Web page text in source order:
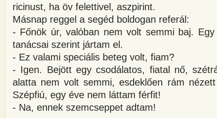
ricinust, ha öv felettivel, aszpirint.
Másnap reggel a segéd boldogan referál:
- Főnök úr, valóban nem volt semmi baj.
tanácsai szerint jártam el.
- Ez valami speciális beteg volt, fiam?
- Igen. Bejött egy csodálatos, fiatal nő,
alatta nem volt semmi, esdeklően rám
Szépfiú, egy éve nem láttam férfit!
- Na, ennek szemcseppet adtam!